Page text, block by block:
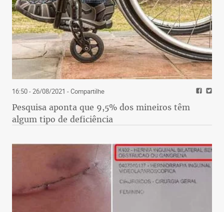
16:50 - 26/08/2021 - Compartilhe
Pesquisa aponta que 9,5% dos mineiros têm
algum tipo de deficiência